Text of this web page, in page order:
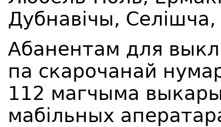
Дубнавічы,
Абанентам для
па скарочанай
112 магчыма
мабільных